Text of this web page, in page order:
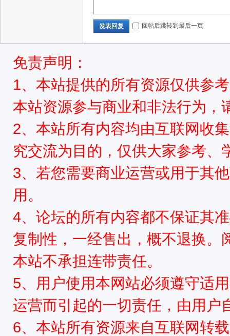
发表回复 回帖后跳转到最后一页
免责声明：
1、本站提供的所有资源仅供参
本站资源参与商业和非法行为，
2、本站所有内容均由互联网收
究交流为目的，仅供大家参考、
3、若您需要商业运营或用于其
用。
4、论坛的所有内容都不保证其
复制性，一经售出，概不退换。
本站不承担连带责任。
5、用户使用本网站必须遵守适
运营而引起的一切责任，由用户
6、本站所有资源来自互联网转